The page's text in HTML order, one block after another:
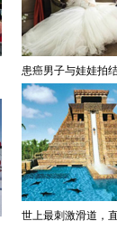
患癌男子与娃娃拍
世上最刺激滑道，